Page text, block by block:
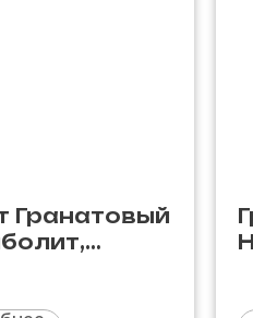
Гранатовый